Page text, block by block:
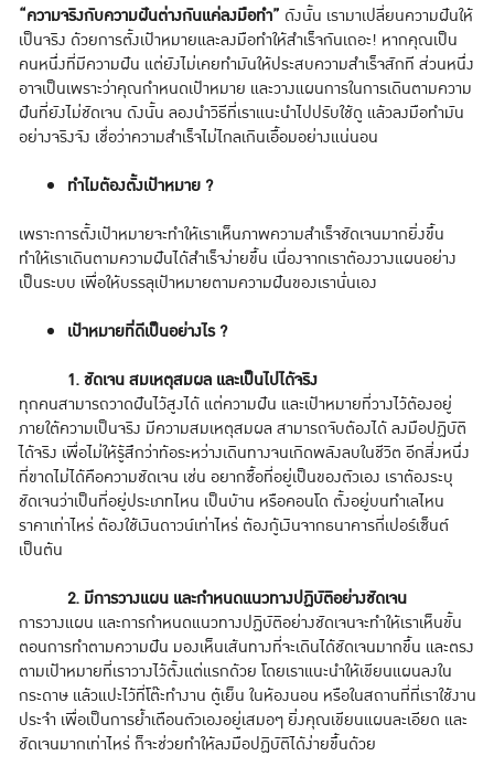
“ความจริงกับความฝันต่างกันแค่ลงมือทำ” ดังนั้น เรามาเปลี่ยนความฝันให้
เป็นจริง ด้วยการตั้งเป้าหมายและลงมือทำให้สำเร็จกันเถอะ! หากคุณเป็น
คนหนึ่งที่มีความฝัน แต่ยังไม่เคยทำมันให้ประสบความสำเร็จสักที ส่วนหนึ่ง
อาจเป็นเพราะว่าคุณกำหนดเป้าหมาย และวางแผนการในการเดินตามความ
ฝันที่ยังไม่ชัดเจน ดังนั้น ลองนำวิธีที่เราแนะนำไปปรับใช้ดู แล้วลงมือทำมัน
อย่างจริงจัง เชื่อว่าความสำเร็จไม่ไกลเกินเอื้อมอย่างแน่นอน
ทำไมต้องตั้งเป้าหมาย ?
เพราะการตั้งเป้าหมายจะทำให้เราเห็นภาพความสำเร็จชัดเจนมากยิ่งขึ้น
ทำให้เราเดินตามความฝันได้สำเร็จง่ายขึ้น เนื่องจากเราต้องวางแผนอย่าง
เป็นระบบ เพื่อให้บรรลุเป้าหมายตามความฝันของเรานั่นเอง
เป้าหมายที่ดีเป็นอย่างไร ?
1. ชัดเจน สมเหตุสมผล และเป็นไปได้จริง
ทุกคนสามารถวาดฝันไว้สูงได้ แต่ความฝัน และเป้าหมายที่วางไว้ต้องอยู่
ภายใต้ความเป็นจริง มีความสมเหตุสมผล สามารถจับต้องได้ ลงมือปฏิบัติ
ได้จริง เพื่อไม่ให้รู้สึกว่าท้อระหว่างเดินทางจนเกิดพลังลบในชีวิต อีกสิ่งหนึ่ง
ที่ขาดไม่ได้คือความชัดเจน เช่น อยากซื้อที่อยู่เป็นของตัวเอง เราต้องระบุ
ชัดเจนว่าเป็นที่อยู่ประเภทไหน เป็นบ้าน หรือคอนโด ตั้งอยู่บนทำเลไหน
ราคาเท่าไหร่ ต้องใช้เงินดาวน์เท่าไหร่ ต้องกู้เงินจากธนาคารกี่เปอร์เซ็นต์
เป็นต้น
2. มีการวางแผน และกำหนดแนวทางปฏิบัติอย่างชัดเจน
การวางแผน และการกำหนดแนวทางปฏิบัติอย่างชัดเจนจะทำให้เราเห็นขั้น
ตอนการทำตามความฝัน มองเห็นเส้นทางที่จะเดินได้ชัดเจนมากขึ้น และตรง
ตามเป้าหมายที่เราวางไว้ตั้งแต่แรกด้วย โดยเราแนะนำให้เขียนแผนลงใน
กระดาษ แล้วแปะไว้ที่โต๊ะทำงาน ตู้เย็น ในห้องนอน หรือในสถานที่ที่เราใช้งาน
ประจำ เพื่อเป็นการย้ำเตือนตัวเองอยู่เสมอๆ ยิ่งคุณเขียนแผนละเอียด และ
ชัดเจนมากเท่าไหร่ ก็จะช่วยทำให้ลงมือปฏิบัติได้ง่ายขึ้นด้วย